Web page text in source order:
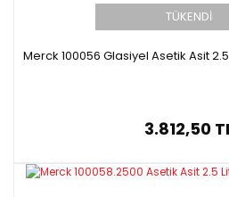
TÜKENDİ
Merck 100056 Glasiyel Asetik Asit
3.812,50